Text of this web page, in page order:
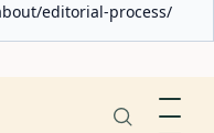
editorial-process/